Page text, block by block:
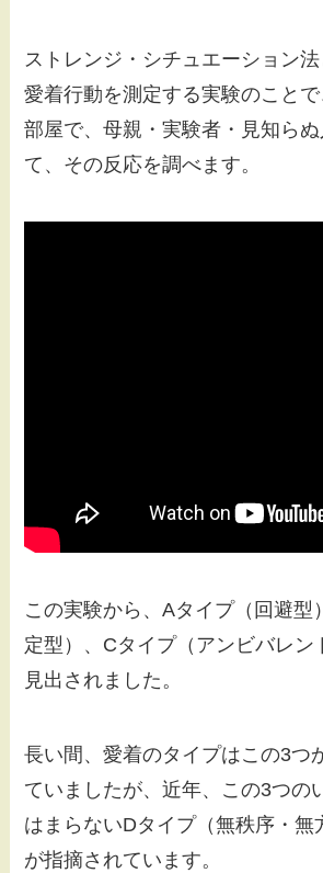
ストレンジ・シチュエーション
愛着行動を測定する実験のこと
部屋で、母親・実験者・見知ら
て、その反応を調べます。
この実験から、Aタイプ（回避型
定型）、Cタイプ（アンビバレン
見出されました。
長い間、愛着のタイプはこの3つ
ていましたが、近年、この3つの
はまらないDタイプ（無秩序・無
が指摘されています。